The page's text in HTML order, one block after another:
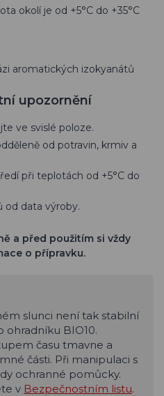
okolí je od +5°C do +35°C
aromatických izokyanátů
upozornění
ve svislé poloze.
od potravin, krmiv a
při teplotách od +5°C do
od data výroby.
a před použitím si vždy
o přípravku.
slunci není tak stabilní
ohradníku BIO10.
času tmavne a
části. Při manipulaci s
ochranné pomůcky.
v Bezpečnostním listu.